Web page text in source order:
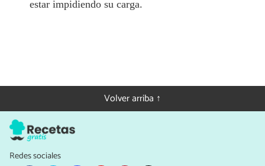
estar impidiendo su carga.
Volver arriba ↑
Redes sociales